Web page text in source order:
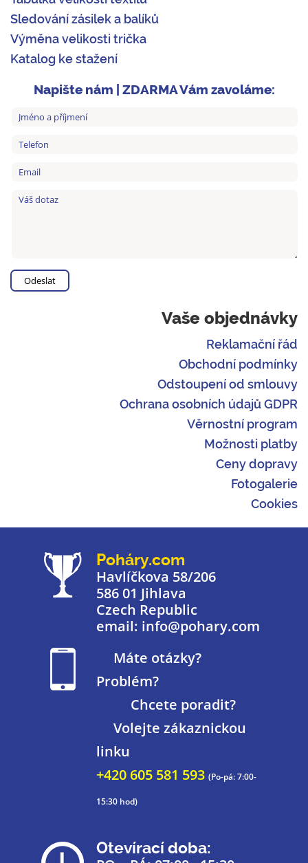
Sledování zásilek a balíků
Výměna velikosti trička
Katalog ke stažení
Napište nám | ZDARMA Vám zavoláme:
Vaše objednávky
Reklamační řád
Obchodní podmínky
Odstoupení od smlouvy
Ochrana osobních údajů GDPR
Věrnostní program
Možnosti platby
Ceny dopravy
Fotogalerie
Cookies
Poháry.com
Havlíčkova 58/206
586 01 Jihlava
Czech Republic
email: info@pohary.com
Máte otázky?
Problém?
Chcete poradit?
Volejte zákaznickou
linku
+420 605 581 593 (Po-pá: 7:00-
15:30 hod)
Otevírací doba: